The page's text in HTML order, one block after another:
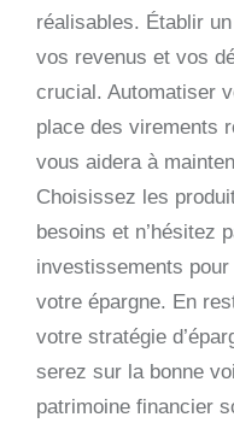
réalisables. Établir
vos revenus et vos
crucial. Automatiser
place des virements
vous aidera à
Choisissez les
besoins et n’hésitez
investissements
votre épargne. En
votre stratégie
serez sur la bonne
patrimoine financier